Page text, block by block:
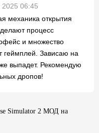
2025 06:45
механика открытия
процесс
и множество
геймплей. Зависаю на
выпадет. Рекомендую
дропов!
Simulator 2 МОД на